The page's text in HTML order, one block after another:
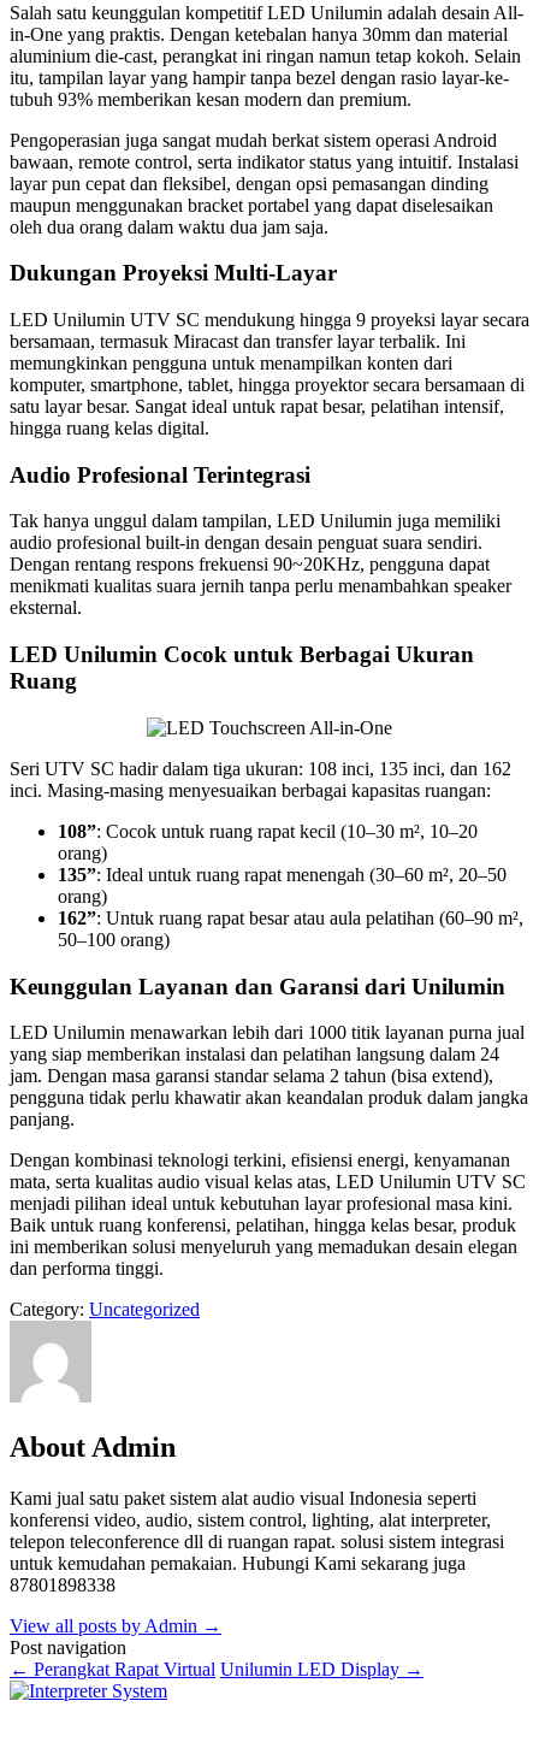
Salah satu keunggulan kompetitif LED Unilumin adalah desain All-
in-One yang praktis. Dengan ketebalan hanya 30mm dan material
aluminium die-cast, perangkat ini ringan namun tetap kokoh. Selain
itu, tampilan layar yang hampir tanpa bezel dengan rasio layar-ke-
tubuh 93% memberikan kesan modern dan premium.
Pengoperasian juga sangat mudah berkat sistem operasi Android
bawaan, remote control, serta indikator status yang intuitif. Instalasi
layar pun cepat dan fleksibel, dengan opsi pemasangan dinding
maupun menggunakan bracket portabel yang dapat diselesaikan
oleh dua orang dalam waktu dua jam saja.
Dukungan Proyeksi Multi-Layar
LED Unilumin UTV SC mendukung hingga 9 proyeksi layar secara
bersamaan, termasuk Miracast dan transfer layar terbalik. Ini
memungkinkan pengguna untuk menampilkan konten dari
komputer, smartphone, tablet, hingga proyektor secara bersamaan di
satu layar besar. Sangat ideal untuk rapat besar, pelatihan intensif,
hingga ruang kelas digital.
Audio Profesional Terintegrasi
Tak hanya unggul dalam tampilan, LED Unilumin juga memiliki
audio profesional built-in dengan desain penguat suara sendiri.
Dengan rentang respons frekuensi 90~20KHz, pengguna dapat
menikmati kualitas suara jernih tanpa perlu menambahkan speaker
eksternal.
LED Unilumin Cocok untuk Berbagai Ukuran
Ruang
Seri UTV SC hadir dalam tiga ukuran: 108 inci, 135 inci, dan 162
inci. Masing-masing menyesuaikan berbagai kapasitas ruangan:
108”: Cocok untuk ruang rapat kecil (10–30 m², 10–20
orang)
135”: Ideal untuk ruang rapat menengah (30–60 m², 20–50
orang)
162”: Untuk ruang rapat besar atau aula pelatihan (60–90 m²,
50–100 orang)
Keunggulan Layanan dan Garansi dari Unilumin
LED Unilumin menawarkan lebih dari 1000 titik layanan purna jual
yang siap memberikan instalasi dan pelatihan langsung dalam 24
jam. Dengan masa garansi standar selama 2 tahun (bisa extend),
pengguna tidak perlu khawatir akan keandalan produk dalam jangka
panjang.
Dengan kombinasi teknologi terkini, efisiensi energi, kenyamanan
mata, serta kualitas audio visual kelas atas, LED Unilumin UTV SC
menjadi pilihan ideal untuk kebutuhan layar profesional masa kini.
Baik untuk ruang konferensi, pelatihan, hingga kelas besar, produk
ini memberikan solusi menyeluruh yang memadukan desain elegan
dan performa tinggi.
Category: Uncategorized
About Admin
Kami jual satu paket sistem alat audio visual Indonesia seperti
konferensi video, audio, sistem control, lighting, alat interpreter,
telepon teleconference dll di ruangan rapat. solusi sistem integrasi
untuk kemudahan pemakaian. Hubungi Kami sekarang juga
87801898338
View all posts by Admin →
Post navigation
← Perangkat Rapat Virtual Unilumin LED Display →